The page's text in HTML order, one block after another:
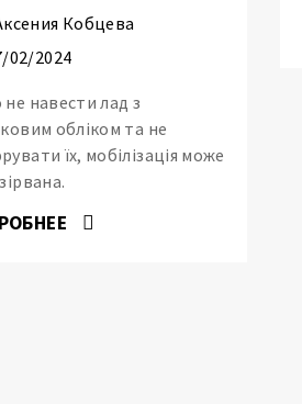
Кобцева
02/2024
навести лад з
обліком та не
їх, мобілізація може